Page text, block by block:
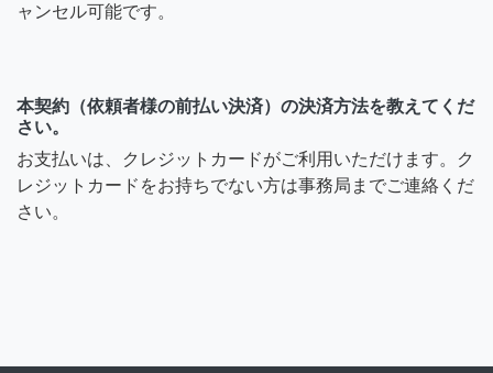
ャンセル可能です。
本契約（依頼者様の前払い決済）の決済方法を教えてくだ
さい。
お支払いは、クレジットカードがご利用いただけます。ク
レジットカードをお持ちでない方は事務局までご連絡くだ
さい。